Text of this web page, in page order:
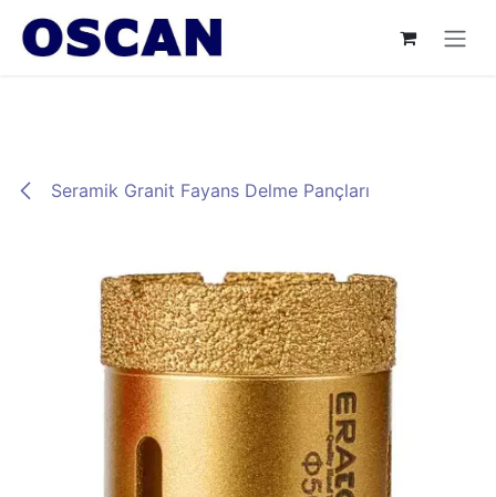
İçereği Atla
Seramik Granit Fayans Delme Pançları